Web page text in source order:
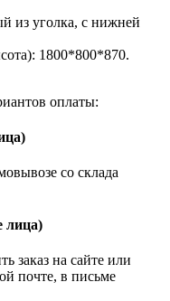
из уголка, с нижней
1800*800*870.
оплаты:
со склада
лица)
заказ на сайте или
почте, в письме